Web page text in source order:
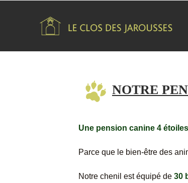
NOTRE
Une pension canine 4
Parce que le bien-être des
Notre chenil est équipé de 30